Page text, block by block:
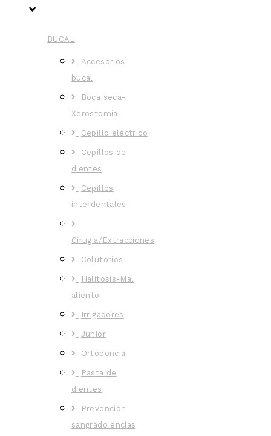
BUCAL
Accesorios
bucal
Boca seca-
Xerostomía
Cepillo eléctrico
Cepillos de
dientes
Cepillos
interdentales
Cirugía/Extracciones
Colutorios
Halitosis-Mal
aliento
Irrigadores
Junior
Ortodoncia
Pasta de
dientes
Prevención
sangrado encías